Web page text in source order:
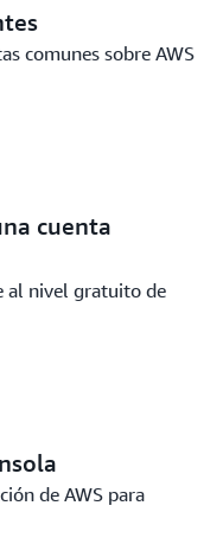
comunes sobre AWS
cuenta
al nivel gratuito de
de AWS para